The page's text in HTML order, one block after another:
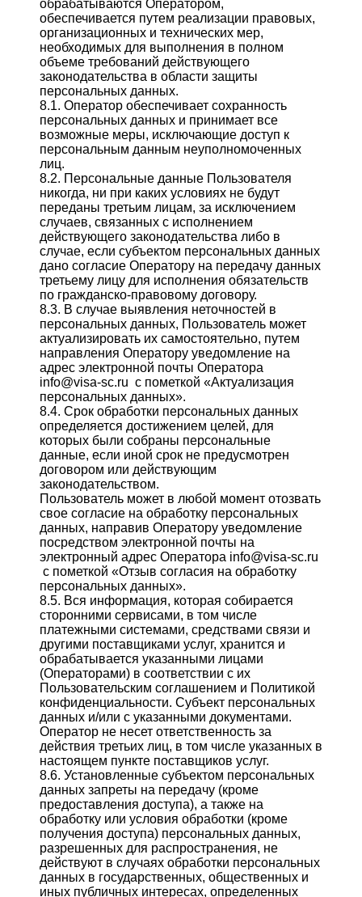
обрабатываются Оператором,
обеспечивается путем реализации правовых,
организационных и технических мер,
необходимых для выполнения в полном
объеме требований действующего
законодательства в области защиты
персональных данных.
8.1. Оператор обеспечивает сохранность
персональных данных и принимает все
возможные меры, исключающие доступ к
персональным данным неуполномоченных
лиц.
8.2. Персональные данные Пользователя
никогда, ни при каких условиях не будут
переданы третьим лицам, за исключением
случаев, связанных с исполнением
действующего законодательства либо в
случае, если субъектом персональных данных
дано согласие Оператору на передачу данных
третьему лицу для исполнения обязательств
по гражданско-правовому договору.
8.3. В случае выявления неточностей в
персональных данных, Пользователь может
актуализировать их самостоятельно, путем
направления Оператору уведомление на
адрес электронной почты Оператора
info@visa-sc.ru с пометкой «Актуализация
персональных данных».
8.4. Срок обработки персональных данных
определяется достижением целей, для
которых были собраны персональные
данные, если иной срок не предусмотрен
договором или действующим
законодательством.
Пользователь может в любой момент отозвать
свое согласие на обработку персональных
данных, направив Оператору уведомление
посредством электронной почты на
электронный адрес Оператора info@visa-sc.ru
с пометкой «Отзыв согласия на обработку
персональных данных».
8.5. Вся информация, которая собирается
сторонними сервисами, в том числе
платежными системами, средствами связи и
другими поставщиками услуг, хранится и
обрабатывается указанными лицами
(Операторами) в соответствии с их
Пользовательским соглашением и Политикой
конфиденциальности. Субъект персональных
данных и/или с указанными документами.
Оператор не несет ответственность за
действия третьих лиц, в том числе указанных в
настоящем пункте поставщиков услуг.
8.6. Установленные субъектом персональных
данных запреты на передачу (кроме
предоставления доступа), а также на
обработку или условия обработки (кроме
получения доступа) персональных данных,
разрешенных для распространения, не
действуют в случаях обработки персональных
данных в государственных, общественных и
иных публичных интересах, определенных